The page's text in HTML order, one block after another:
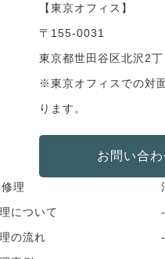
【東京オフィス】
〒155-0031
東京都世田谷区北沢2
※東京オフィスでの対
ります。
お問い合
理
について
の流れ